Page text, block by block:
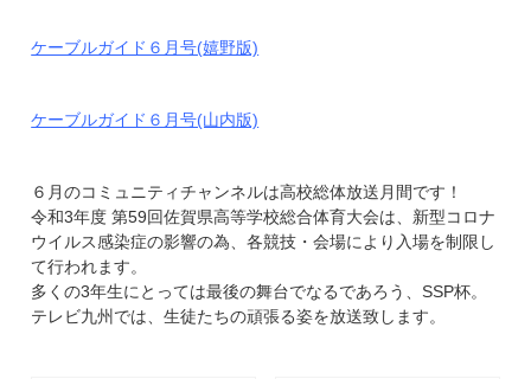
ケーブルガイド６月号(嬉野版)
ケーブルガイド６月号(山内版)
６月のコミュニティチャンネルは高校総体放送月間です！
令和3年度 第59回佐賀県高等学校総合体育大会は、新型コロナ
ウイルス感染症の影響の為、各競技・会場により入場を制限し
て行われます。
多くの3年生にとっては最後の舞台でなるであろう、SSP杯。
テレビ九州では、生徒たちの頑張る姿を放送致します。